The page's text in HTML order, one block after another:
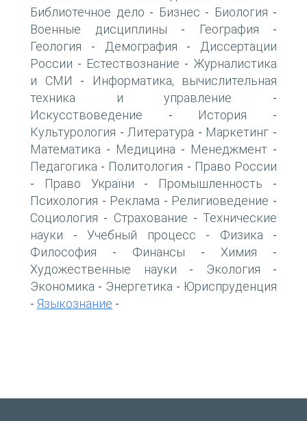
Библиотечное дело - Бизнес - Биология -
Военные дисциплины - География -
Геология - Демография -
Диссертации
России - Естествознание - Журналистика
и СМИ -
Информатика, вычислительная
техника и управление -
Искусствоведение - История -
Культурология - Литература - Маркетинг -
Математика - Медицина - Менеджмент -
Педагогика - Политология - Право России
- Право України - Промышленность -
Психология - Реклама - Религиоведение -
Социология - Страхование - Технические
науки - Учебный процесс - Физика -
Философия - Финансы - Химия -
Художественные науки - Экология -
Экономика - Энергетика - Юриспруденция
- Языкознание -